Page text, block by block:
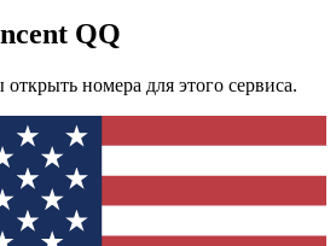
QQ
номера для этого сервиса.